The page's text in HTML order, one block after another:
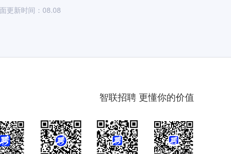
更新时间：08.08
智联招聘 更懂你的价值